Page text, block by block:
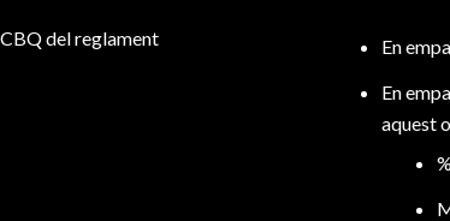
del reglament
En
En
aquest